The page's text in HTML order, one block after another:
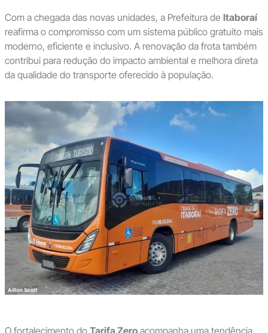
Com a chegada das novas unidades, a Prefeitura de Itaboraí
reafirma o compromisso com um sistema público gratuito mais
moderno, eficiente e inclusivo. A renovação da frota também
contribui para redução do impacto ambiental e melhora direta
da qualidade do transporte oferecido à população.